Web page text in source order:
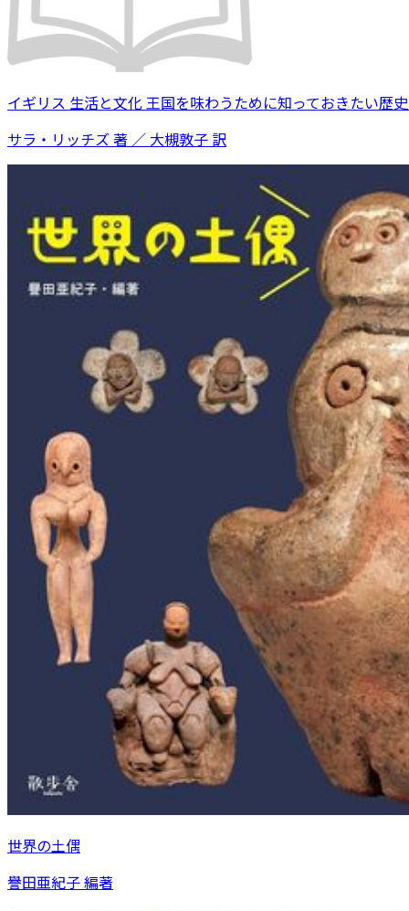
イギリス 生活と文化 王国を味わうために知っておきたい歴
サラ・リッチズ 著 ／ 大槻敦子 訳
世界の土偶
譽田亜紀子 編著